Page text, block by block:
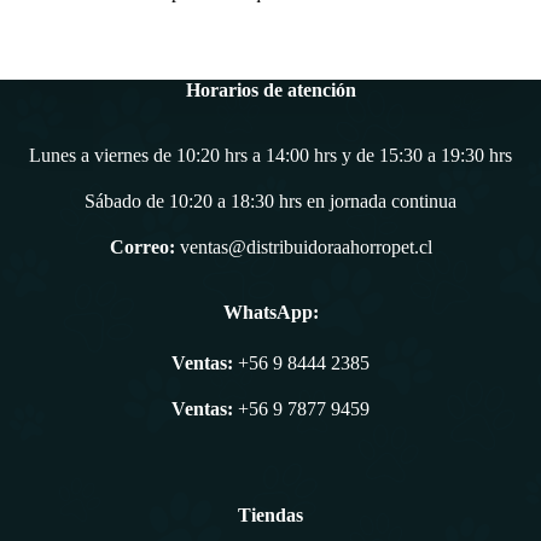
Horarios de atención
Lunes a viernes de 10:20 hrs a 14:00 hrs y de 15:30 a 19:30 hrs
Sábado de 10:20 a 18:30 hrs en jornada continua
Correo: ventas@distribuidoraahorropet.cl
WhatsApp:
Ventas: +56 9 8444 2385
Ventas: +56 9 7877 9459
Tiendas